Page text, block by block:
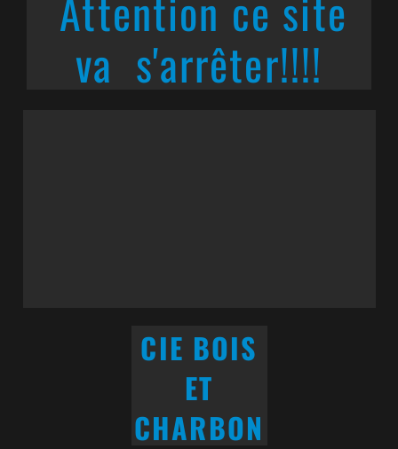
va s'arrêter!!!!
CIE BOIS
ET
CHARBON